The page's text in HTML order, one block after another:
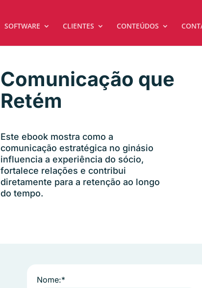
SOFTWARE CLIENTES CONTEÚDOS
Comunicação que
Retém
Este ebook mostra como a
comunicação estratégica no ginásio
influencia a experiência do sócio,
fortalece relações e contribui
diretamente para a retenção ao longo
do tempo.
Nome:*